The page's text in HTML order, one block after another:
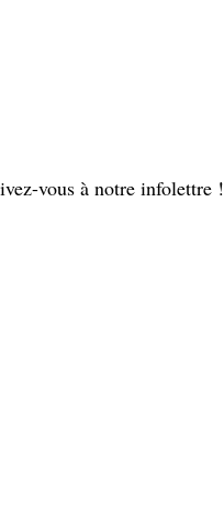
vous à notre infolettre !